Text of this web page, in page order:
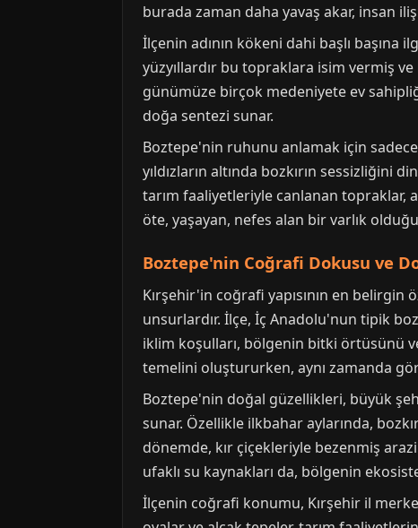
burada zaman daha yavaş akar, insan
İlçenin adının kökeni dahi başlı başına
yüzyıllardır bu topraklara isim vermiş
günümüze birçok medeniyete ev
doğa sentezi sunar.
Boztepe'nin ruhunu anlamak için
yıldızların altında bozkırın
tarım faaliyetleriyle canlanan
öte, yaşayan, nefes alan bir varlık
Boztepe'nin Coğrafi Dokusu ve
Kırşehir'in coğrafi yapısının en
unsurlardır. İlçe, İç Anadolu'nun tipik
iklim koşulları, bölgenin bitki örtüsünü
temelini oluştururken, aynı zamanda
Boztepe'nin doğal güzellikleri, büyük
sunar. Özellikle ilkbahar aylarında,
dönemde, kır çiçekleriyle bezenmiş
ufaklı su kaynakları da, bölgenin
İlçenin coğrafi konumu, Kırşehir il